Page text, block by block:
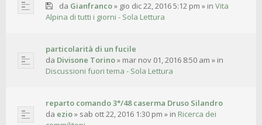
da Gianfranco» gio dic 22, 2016 5:12 pm » in Vita
Alpina di tutti i giorni - Sola Lettura
particolarità di un fucile
da Divisone Torino» mar nov 01, 2016 8:50 am » in
Discussioni fuori tema - Sola Lettura
reparto comando 3°/48 caserma Druso Silandro
da ezio» sab ott 22, 2016 1:30 pm » in Ricerca dei